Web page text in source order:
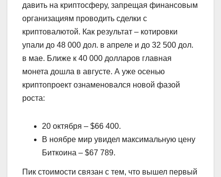
давить на криптосферу, запрещая финансовым
организациям проводить сделки с
криптовалютой. Как результат – котировки
упали до 48 000 дол. в апреле и до 32 500 дол.
в мае. Ближе к 40 000 долларов главная
монета дошла в августе. А уже осенью
криптопроект ознаменовался новой фазой
роста:
20 октября – $66 400.
В ноябре мир увидел максимальную цену
Биткоина – $67 789.
Пик стоимости связан с тем, что вышел первый